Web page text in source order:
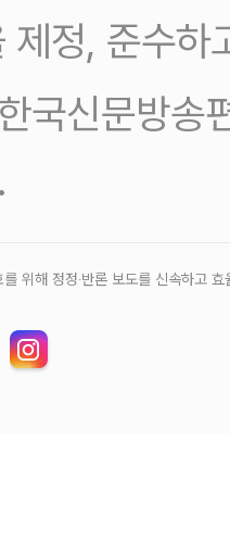
제정, 준수하
국신문방송
위해 정정‧반론 보도를 신속하고